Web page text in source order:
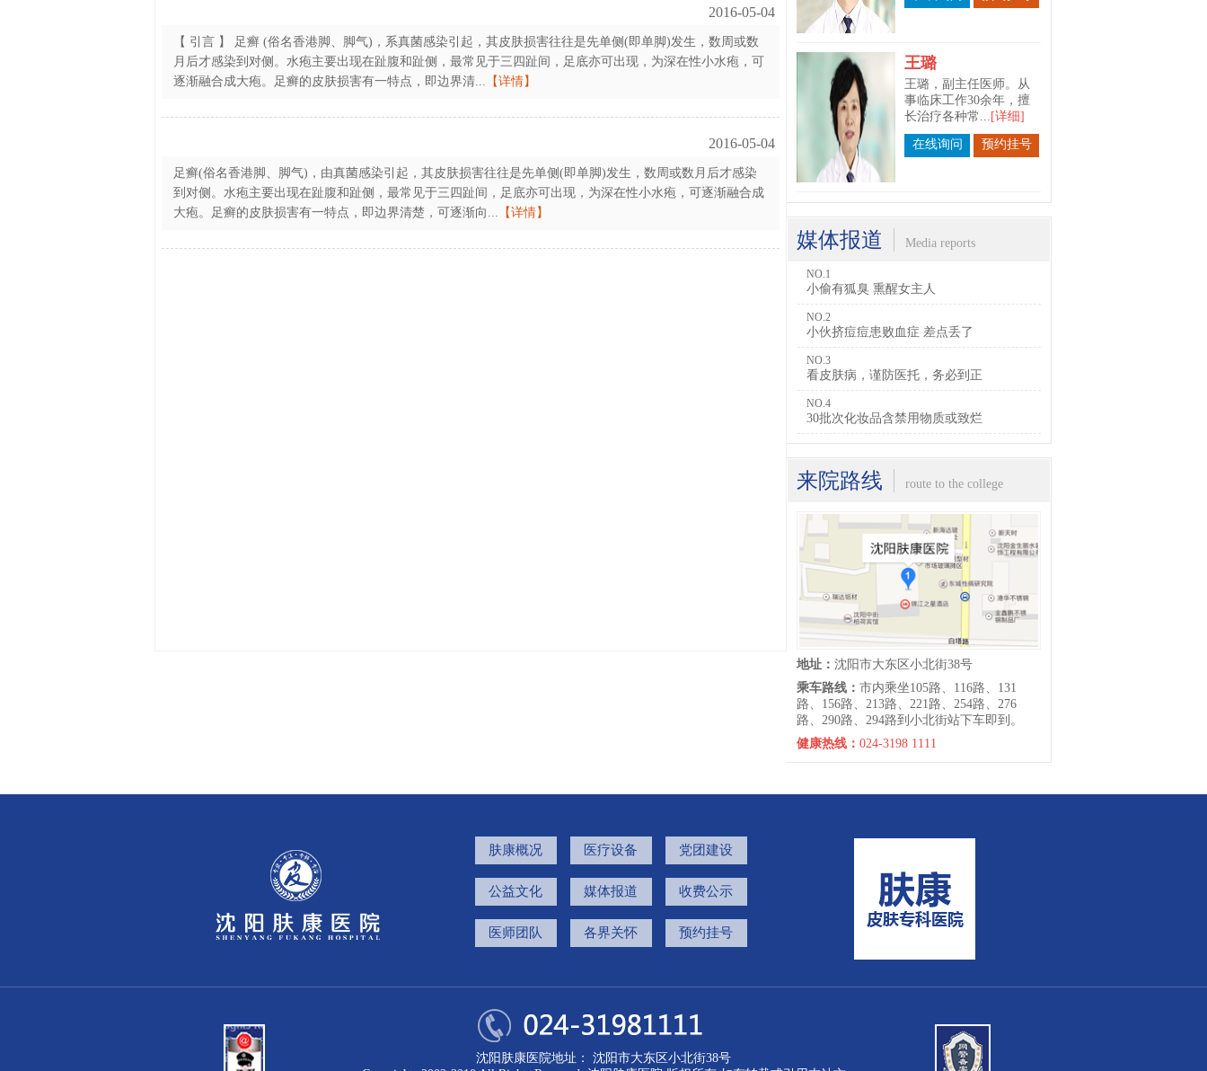
2016-05-04
【 引言 】 足癣 (俗名香港脚、脚气)，系真菌感染引起，其皮肤损害往往是先单侧(即单脚)发生，数周或数
月后才感染到对侧。水疱主要出现在趾腹和趾侧，最常见于三四趾间，足底亦可出现，为深在性小水疱，可
逐渐融合成大疱。足癣的皮肤损害有一特点，即边界清... 【详情】
2016-05-04
足癣(俗名香港脚、脚气)，由真菌感染引起，其皮肤损害往往是先单侧(即单脚)发生，数周或数月后才感染
到对侧。水疱主要出现在趾腹和趾侧，最常见于三四趾间，足底亦可出现，为深在性小水疱，可逐渐融合成
大疱。足癣的皮肤损害有一特点，即边界清楚，可逐渐向... 【详情】
苗春宇
苗春宇，沈阳肤康医院
皮肤科主任。毕业于长
春中医药大学...[详细]
媒体报道 Media reports
NO.1
小偷有狐臭 熏醒女主人
NO.2
小伙挤痘痘患败血症 差点丢了
NO.3
看皮肤病，谨防医托，务必到正
NO.4
30批次化妆品含禁用物质或致烂
来院路线 route to the college
地址： 沈阳市大东区小北街38号
乘车路线： 市内乘坐105路、116路、131
路、156路、213路、221路、254路、276
路、290路、294路到小北街站下车即到。
健康热线： 024-3198 1111
肤康概况 医疗设备 党团建设
公益文化 媒体报道 收费公示
医师团队 各界关怀 预约挂号
沈阳肤康医院地址： 沈阳市大东区小北街38号